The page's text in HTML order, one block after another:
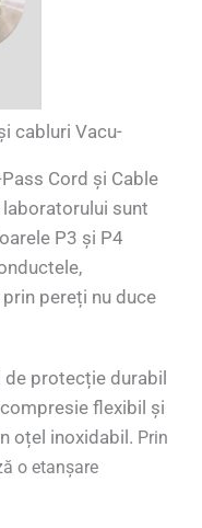
cabluri Vacu-
Cord și Cable
sunt
P3 și P4
pereți nu duce
protecție durabil
flexibil și
oțel inoxidabil. Prin
o etanșare